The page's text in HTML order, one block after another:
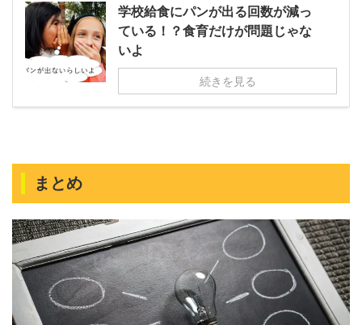
学校給食にパンが出る回数が減っ
ている！？食育だけが問題じゃな
いよ
続きを見る
まとめ